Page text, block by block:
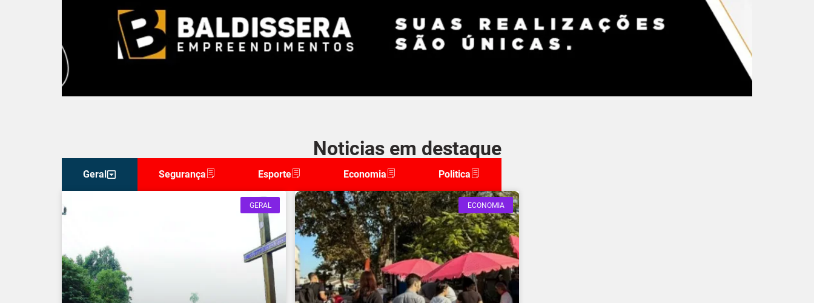
Noticias em destaque
Geral Segurança Esporte Economia Politica
GERAL ECONOMIA